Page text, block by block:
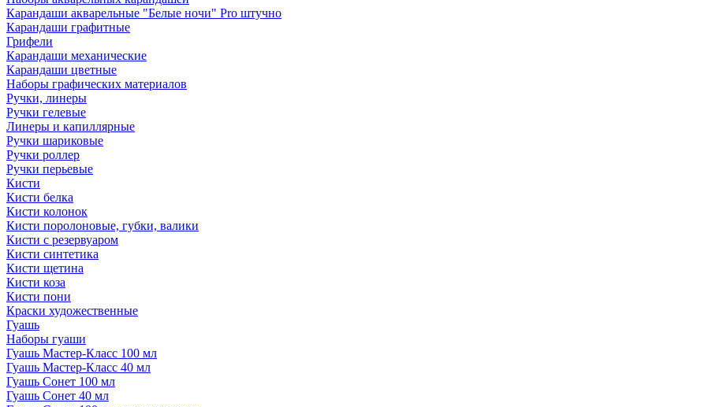
Карандаши акварельные "Белые ночи" Pro штучно
Карандаши графитные
Грифели
Карандаши механические
Карандаши цветные
Наборы графических материалов
Ручки, линеры
Ручки гелевые
Линеры и капиллярные
Ручки шариковые
Ручки роллер
Ручки перьевые
Кисти
Кисти белка
Кисти колонок
Кисти поролоновые, губки, валики
Кисти с резервуаром
Кисти синтетика
Кисти щетина
Кисти коза
Кисти пони
Краски художественные
Гуашь
Наборы гуаши
Гуашь Мастер-Класс 100 мл
Гуашь Мастер-Класс 40 мл
Гуашь Сонет 100 мл
Гуашь Сонет 40 мл